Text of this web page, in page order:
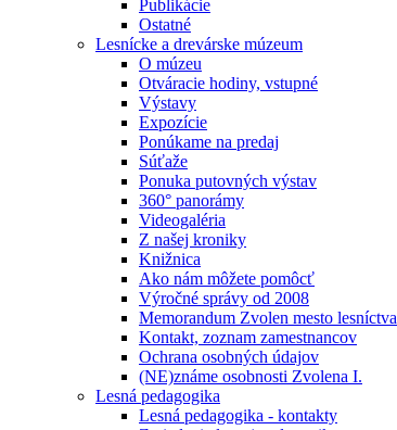
Publikácie
Ostatné
Lesnícke a drevárske múzeum
O múzeu
Otváracie hodiny, vstupné
Výstavy
Expozície
Ponúkame na predaj
Súťaže
Ponuka putovných výstav
360° panorámy
Videogaléria
Z našej kroniky
Knižnica
Ako nám môžete pomôcť
Výročné správy od 2008
Memorandum Zvolen mesto lesníctva
Kontakt, zoznam zamestnancov
Ochrana osobných údajov
(NE)známe osobnosti Zvolena I.
Lesná pedagogika
Lesná pedagogika - kontakty